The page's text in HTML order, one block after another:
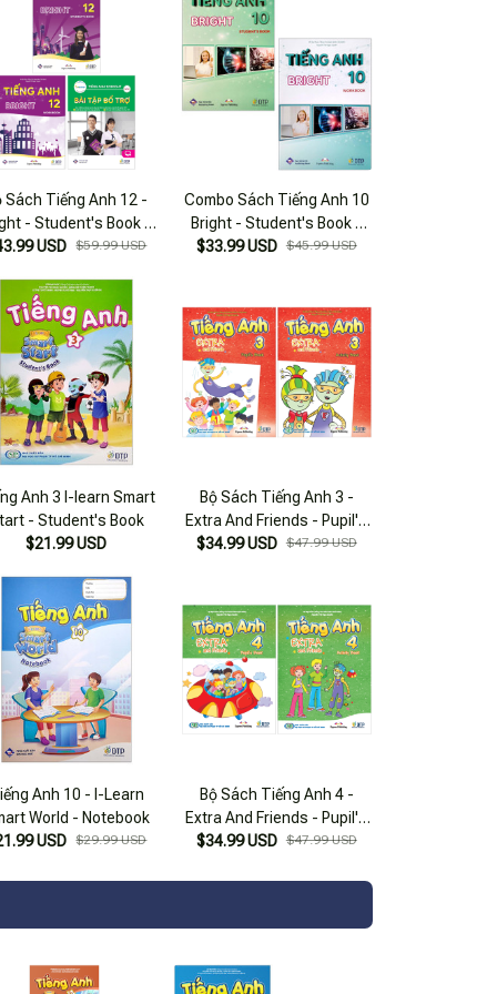
Sách Tiếng Anh 12 -
- Student's Book +
+ Bài Tập Bổ Trợ
USD $59.99 USD
Combo Sách Tiếng Anh 10
Bright - Student's Book +
Workbook (Bộ 2 Cuốn)
$33.99 USD $45.99 USD
Anh 3 I-learn Smart
- Student's Book
$21.99 USD
Bộ Sách Tiếng Anh 3 -
Extra And Friends - Pupil's
Book + Activity Book (Bộ 2
$34.99 USD $47.99 USD
Anh 10 - I-Learn
World - Notebook
USD
$29.99 USD
Bộ Sách Tiếng Anh 4 -
Extra And Friends - Pupil's
Book + Activity Book (Bộ 2
$34.99 USD $47.99 USD